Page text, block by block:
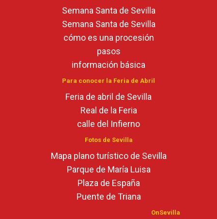
Semana Santa de Sevilla
Semana Santa de Sevilla
cómo es una procesión
pasos
información básica
Para conocer la Feria de Abril
Feria de abril de Sevilla
Real de la Feria
calle del Infierno
Fotos de Sevilla
Mapa plano turístico de Sevilla
Parque de María Luisa
Plaza de España
Puente de Triana
OnSevilla